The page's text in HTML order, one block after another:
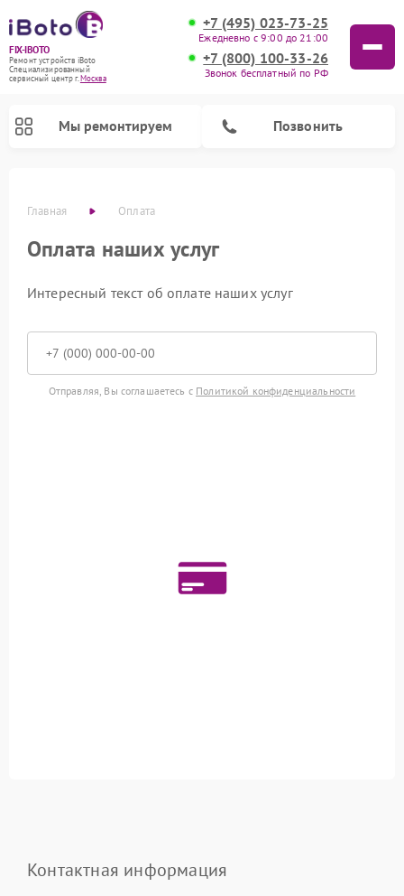
FIX-IBOTO
Ремонт устройств iBoto
Специализированный
cервисный центр г.Москва
+7 (495) 023-73-25
Ежедневно с 9:00 до 21:00
+7 (800) 100-33-26
Звонок бесплатный по РФ
Мы ремонтируем Позвонить
Главная Оплата
Оплата наших услуг
Интересный текст об оплате наших услуг
Отправляя, Вы соглашаетесь с Политикой конфиденциальности
Контактная информация